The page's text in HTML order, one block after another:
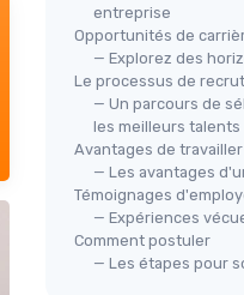
entreprise
Opportunités de
— Explorez des
Le processus de
— Un parcours de
les meilleurs talents
Avantages de travailler
— Les avantages
Témoignages
— Expériences
Comment postuler
— Les étapes pour